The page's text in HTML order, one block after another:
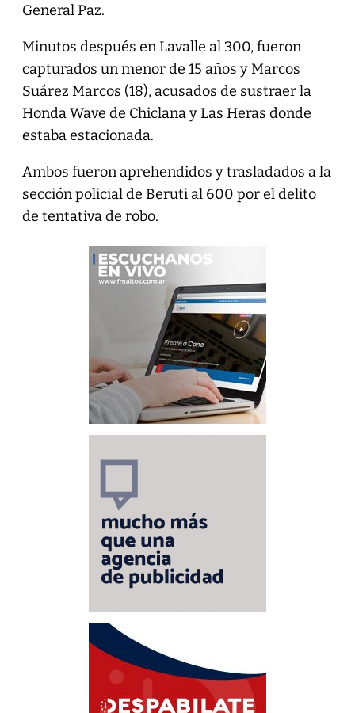
General Paz.
Minutos después en Lavalle al 300, fueron
capturados un menor de 15 años y Marcos
Suárez Marcos (18), acusados de sustraer la
Honda Wave de Chiclana y Las Heras donde
estaba estacionada.
Ambos fueron aprehendidos y trasladados a la
sección policial de Beruti al 600 por el delito
de tentativa de robo.